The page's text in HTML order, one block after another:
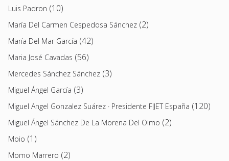
Luis Padron (10)
María Del Carmen Cespedosa Sánchez (2)
María Del Mar García (42)
Maria José Cavadas (56)
Mercedes Sánchez Sánchez (3)
Miguel Ángel García (3)
Miguel Angel Gonzalez Suárez · Presidente FIJET España (120)
Miguel Ángel Sánchez De La Morena Del Olmo (2)
Moio (1)
Momo Marrero (2)